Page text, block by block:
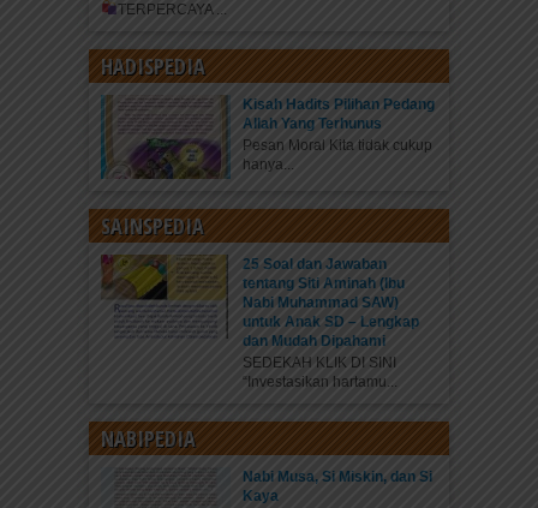
TERPERCAYA ...
HADISPEDIA
Kisah Hadits Pilihan Pedang
Allah Yang Terhunus
Pesan Moral Kita tidak cukup
hanya...
SAINSPEDIA
25 Soal dan Jawaban
tentang Siti Aminah (Ibu
Nabi Muhammad SAW)
untuk Anak SD – Lengkap
dan Mudah Dipahami
SEDEKAH KLIK DI SINI
“Investasikan hartamu...
NABIPEDIA
Nabi Musa, Si Miskin, dan Si
Kaya